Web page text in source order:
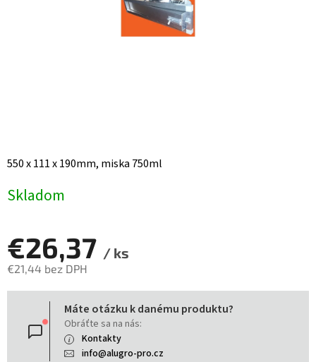
550 x 111 x 190mm, miska 750ml
Skladom
€26,37 / ks
€21,44 bez DPH
Jednotková
Máte otázku k danému produktu?
Obráťte sa na nás:
Kontakty
info@alugro-pro.cz